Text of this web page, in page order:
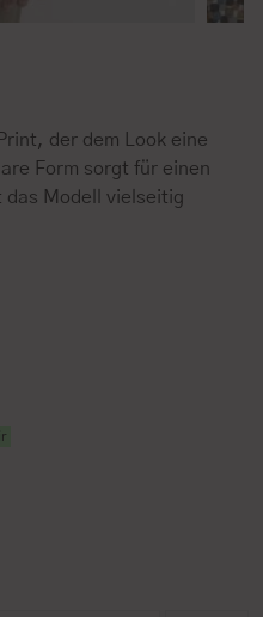
der dem Look eine
Form sorgt für einen
Modell vielseitig
wählen